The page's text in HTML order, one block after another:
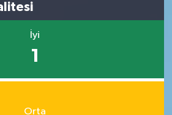
İyi
1
Orta